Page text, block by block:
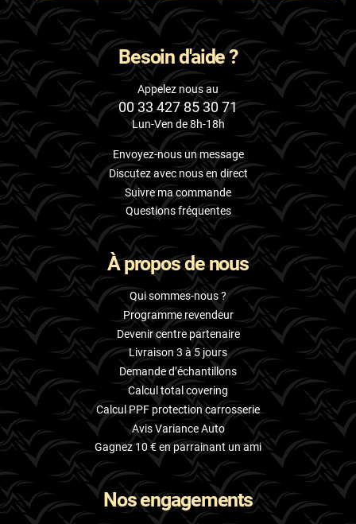
Besoin d'aide ?
Appelez nous au
00 33 427 85 30 71
Lun-Ven de 8h-18h
Envoyez-nous un message
Discutez avec nous en direct
Suivre ma commande
Questions fréquentes
À propos de nous
Qui sommes-nous ?
Programme revendeur
Devenir centre partenaire
Livraison 3 à 5 jours
Demande d’échantillons
Calcul total covering
Calcul PPF protection carrosserie
Avis Variance Auto
Gagnez 10 € en parrainant un ami
Nos engagements